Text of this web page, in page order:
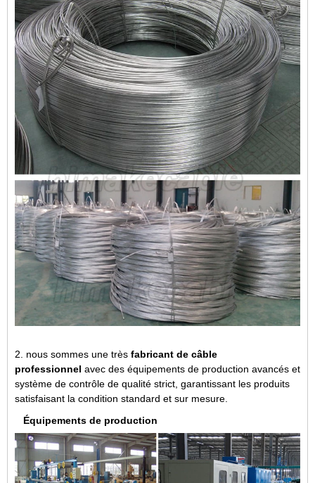
2. nous sommes une très fabricant de câble
professionnel avec des équipements de production avancés et
système de contrôle de qualité strict, garantissant les produits
satisfaisant la condition standard et sur mesure.
Équipements de production